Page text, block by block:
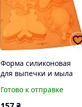
Форма силиконовая
для выпечки и мыла
20 х 4 см на 5 ячеек для
десертов и шоколада
Готово к отправке